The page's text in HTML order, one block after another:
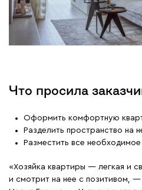
Что просила
Оформить комфортную
Разделить пространство на
Разместить все
«Хозяйка квартиры — легкая и
и смотрит на нее с позитивом, —